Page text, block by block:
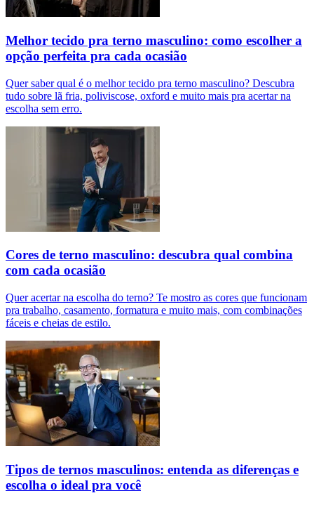
Melhor tecido pra terno masculino: como escolher a
opção perfeita pra cada ocasião
Quer saber qual é o melhor tecido pra terno masculino? Descubra
tudo sobre lã fria, poliviscose, oxford e muito mais pra acertar na
escolha sem erro.
Cores de terno masculino: descubra qual combina
com cada ocasião
Quer acertar na escolha do terno? Te mostro as cores que funcionam
pra trabalho, casamento, formatura e muito mais, com combinações
fáceis e cheias de estilo.
Tipos de ternos masculinos: entenda as diferenças e
escolha o ideal pra você